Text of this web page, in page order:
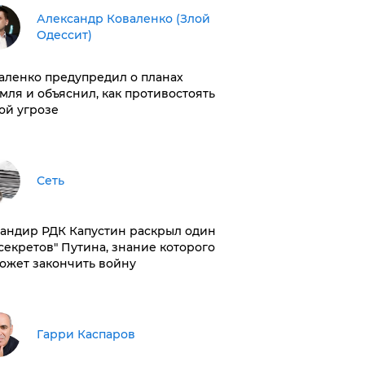
Александр Коваленко (Злой
Одессит)
предупредил о планах
и объяснил, как противостоять
угрозе
Сеть
РДК Капустин раскрыл один
Путина, знание которого
закончить войну
Гарри Каспаров